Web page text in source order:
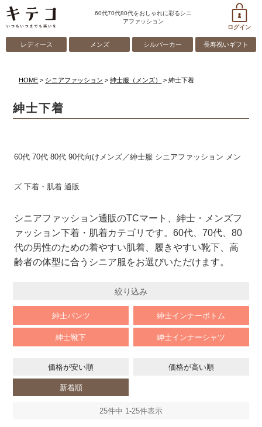
60代70代80代をおしゃれに彩るシニ
アファッション
ログイン
レディース メンズ シルバーカー 長寿祝いギフト
HOME シニアファッション 紳士服（メンズ） 紳士下着
紳士下着
60代 70代 80代 90代向けメンズ／紳士服 シニアファッション メン
ズ 下着・肌着 通販
シニアファッション通販のTCマート、紳士・メンズフ
ァッション下着・肌着カテゴリです。60代、70代、80
代の男性のための着やすい肌着、履きやすい靴下、高
齢者の体型に合うシニア服をお選びいただけます。
絞り込み
紳士パンツ 紳士インナーボトム
紳士靴下 紳士インナーシャツ
価格が安い順 価格が高い順
新着順
25件中 1-25件表示